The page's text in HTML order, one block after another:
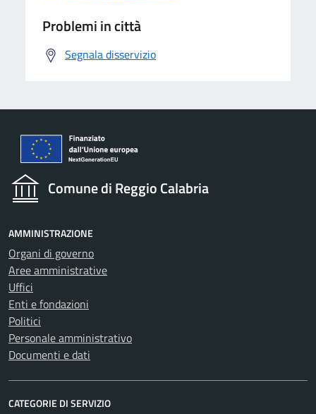
Problemi in città
Segnala disservizio
Comune di Reggio Calabria
AMMINISTRAZIONE
Organi di governo
Aree amministrative
Uffici
Enti e fondazioni
Politici
Personale amministrativo
Documenti e dati
CATEGORIE DI SERVIZIO